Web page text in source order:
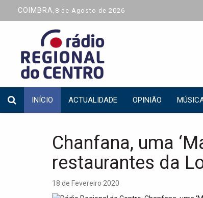
COIMBRA, 8 de Agosto de 2026
INÍCIO ACTUALIDADE OPINIÃO
Chanfana, uma
restaurantes da
18 de Fevereiro 2020